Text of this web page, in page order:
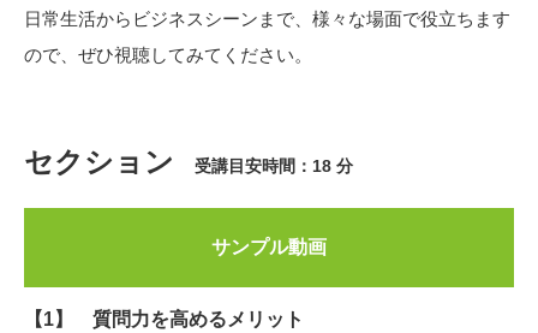
日常生活からビジネスシーンまで、様々な場面で役立ちます
ので、ぜひ視聴してみてください。
セクション 受講目安時間：18 分
サンプル動画
【1】 質問力を高めるメリット​